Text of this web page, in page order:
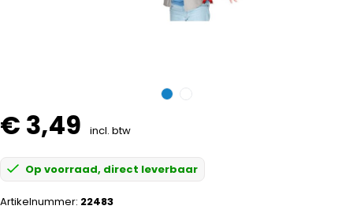
€ 3,49 incl. btw
Op voorraad, direct leverbaar
Artikelnummer: 22483